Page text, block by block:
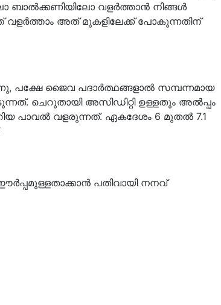
ബാൽക്കണിയിലോ വളർത്താൻ നിങ്ങൾ
വളർത്താം അത് മുകളിലേക്ക് പോകുന്നതിന്
പക്ഷേ ജൈവ പദാർത്ഥങ്ങളാൽ സമ്പന്നമായ
ചെറുതായി അസിഡിറ്റി ഉള്ളതും അൽപ്പം
പാവൽ വളരുന്നത്. ഏകദേശം 6 മുതൽ 7.1
പതിവായി നനവ്